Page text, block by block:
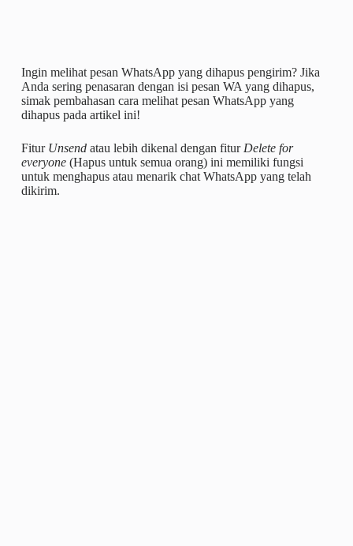
Ingin melihat pesan WhatsApp yang dihapus pengirim? Jika
Anda sering penasaran dengan isi pesan WA yang dihapus,
simak pembahasan cara melihat pesan WhatsApp yang
dihapus pada artikel ini!
Fitur Unsendatau lebih dikenal dengan fitur Delete for
everyone(Hapus untuk semua orang) ini memiliki fungsi
untuk menghapus atau menarik chat WhatsApp yang telah
dikirim.